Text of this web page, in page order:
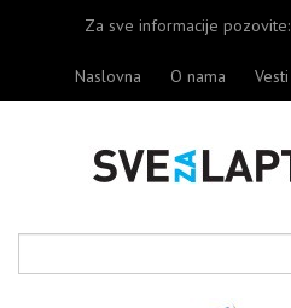
Za sve informacije pozovite:
Naslovna O nama Vesti